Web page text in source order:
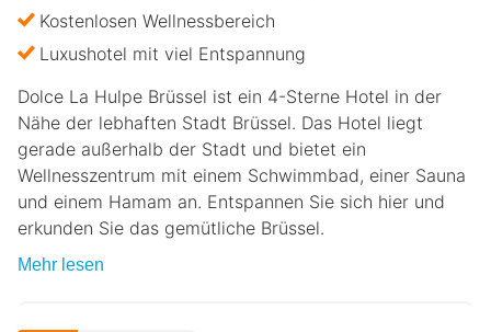
Kostenlosen Wellnessbereich
Luxushotel mit viel Entspannung
Dolce La Hulpe Brüssel ist ein 4-Sterne Hotel in der
Nähe der lebhaften Stadt Brüssel. Das Hotel liegt
gerade außerhalb der Stadt und bietet ein
Wellnesszentrum mit einem Schwimmbad, einer Sauna
und einem Hamam an. Entspannen Sie sich hier und
erkunden Sie das gemütliche Brüssel.
Mehr lesen